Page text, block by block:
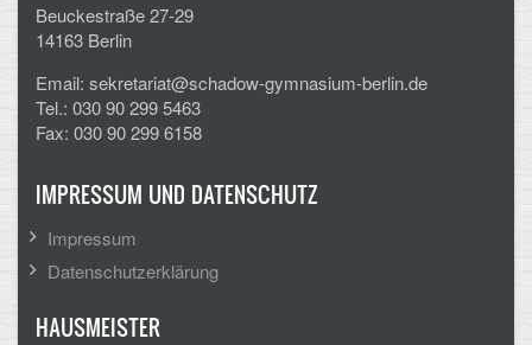
Ethik, Philosophie und Religion
Gesellschaftswissenschaften
Musische Fächer
Sport
Beuckestraße 27-29
14163 Berlin
Email: sekretariat@schadow-gymnasium-berlin.de
Tel.: 030 90 299 5463
Fax: 030 90 299 6158
IMPRESSUM UND DATENSCHUTZ
Impressum
Datenschutzerklärung
HAUSMEISTER